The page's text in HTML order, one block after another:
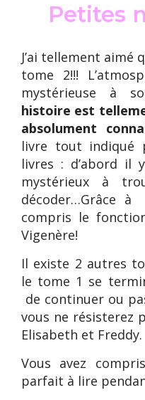
Petites
J’ai tellement aimé
tome 2!!!
mystérieuse à
histoire est
absolument
livre tout indiqué
livres : d’abord il
mystérieux à
décoder…Grâce à
compris le
Vigenère!
Il existe 2 autres
le tome 1 se
de continuer ou
vous ne résisterez
Elisabeth et Freddy.
Vous avez
parfait à lire